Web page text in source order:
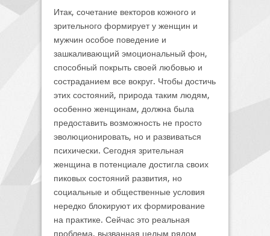
Итак, сочетание векторов кожного и
зрительного формирует у женщин и
мужчин особое поведение и
зашкаливающий эмоциональный фон,
способный покрыть своей любовью и
состраданием все вокруг. Чтобы достичь
этих состояний, природа таким людям,
особенно женщинам, должна была
предоставить возможность не просто
эволюционировать, но и развиваться
психически. Сегодня зрительная
женщина в потенциале достигла своих
пиковых состояний развития, но
социальные и общественные условия
нередко блокируют их формирование
на практике. Сейчас это реальная
проблема, вызванная целым рядом